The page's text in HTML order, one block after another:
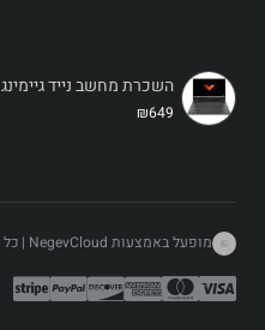
השכרת מחשב נייד גיימינג HP Victus 16
₪649
מופעל באמצעות NegevCloud | כל הזכויות שמורות